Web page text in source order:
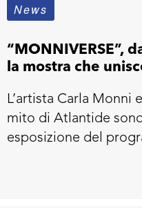
News
“MONNIVERSE”,
la mostra che
L’artista Carla Monni
mito di Atlantide
esposizione del